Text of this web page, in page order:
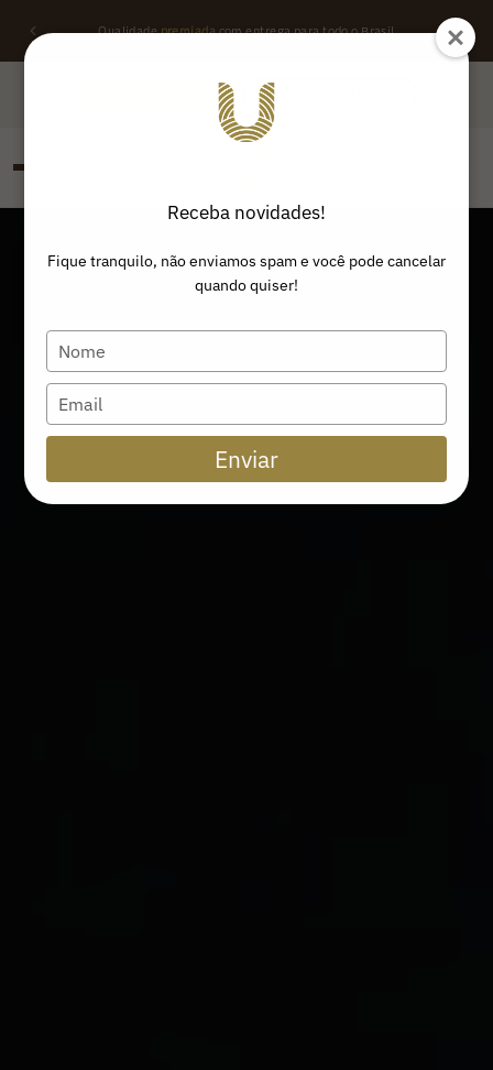
Qualidadepremiadacom entrega para todo o Brasil
ONDE ENCONTRAR
Buscar produtos:
Receba novidades!
Fique tranquilo, não enviamos spam e você pode cancelar
quando quiser!
Type
your
name
Type
your
email
Enviar